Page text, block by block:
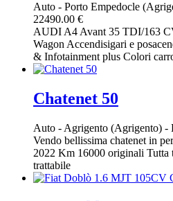
Auto - Porto Empedocle
22490.00 €
AUDI A4 Avant 35 TDI/163
Wagon Accendisigari e
& Infotainment plus Colori
Chatenet 50
Auto - Agrigento (Agrigento) -
Vendo bellissima chatenet in
2022 Km 16000 originali Tutta
trattabile